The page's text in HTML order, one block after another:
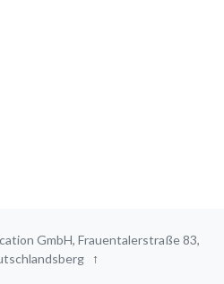
GmbH, Frauentalerstraße 83,
↑